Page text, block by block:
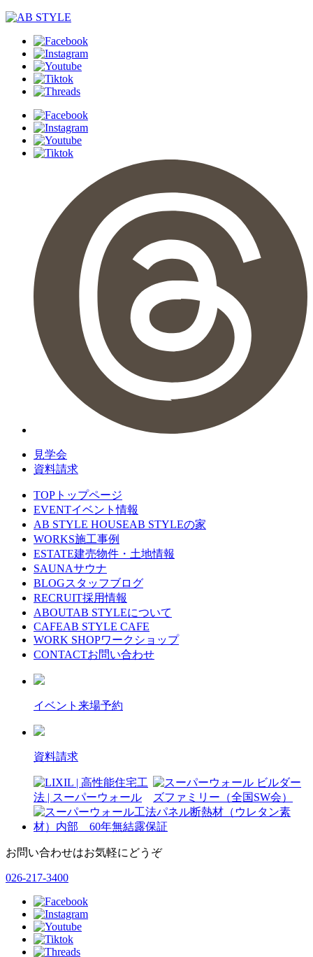
見学会
資料請求
TOP トップページ
EVENTイベント情報
AB STYLE HOUSEAB STYLEの家
WORKS施工事例
ESTATE建売物件・土地情報
SAUNAサウナ
BLOGスタッフブログ
RECRUIT採用情報
ABOUTAB STYLEについて
CAFEAB STYLE CAFE
WORK SHOPワークショップ
CONTACTお問い合わせ
イベント来場予約
資料請求
お問い合わせはお気軽にどうぞ
026-217-3400